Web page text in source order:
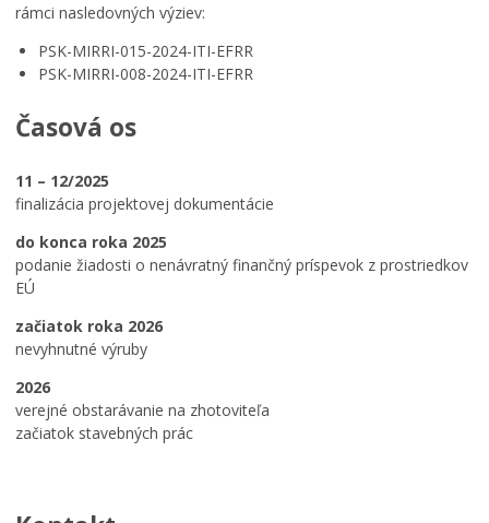
rámci nasledovných výziev:
PSK-MIRRI-015-2024-ITI-EFRR
PSK-MIRRI-008-2024-ITI-EFRR
Časová os
11 – 12/2025
finalizácia projektovej dokumentácie
do konca roka 2025
podanie žiadosti o nenávratný finančný príspevok z prostriedkov
EÚ
začiatok roka 2026
nevyhnutné výruby
2026
verejné obstarávanie na zhotoviteľa
začiatok stavebných prác